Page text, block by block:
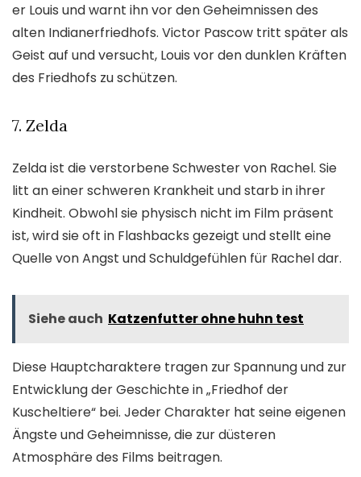
er Louis und warnt ihn vor den Geheimnissen des
alten Indianerfriedhofs. Victor Pascow tritt später als
Geist auf und versucht, Louis vor den dunklen Kräften
des Friedhofs zu schützen.
7. Zelda
Zelda ist die verstorbene Schwester von Rachel. Sie
litt an einer schweren Krankheit und starb in ihrer
Kindheit. Obwohl sie physisch nicht im Film präsent
ist, wird sie oft in Flashbacks gezeigt und stellt eine
Quelle von Angst und Schuldgefühlen für Rachel dar.
Siehe auch Katzenfutter ohne huhn test
Diese Hauptcharaktere tragen zur Spannung und zur
Entwicklung der Geschichte in „Friedhof der
Kuscheltiere“ bei. Jeder Charakter hat seine eigenen
Ängste und Geheimnisse, die zur düsteren
Atmosphäre des Films beitragen.